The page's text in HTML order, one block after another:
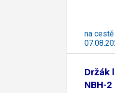
na cestě
Držák
NBH-2